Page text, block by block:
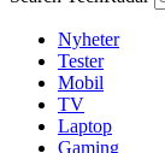
Nyheter
Tester
Mobil
TV
Laptop
Gaming